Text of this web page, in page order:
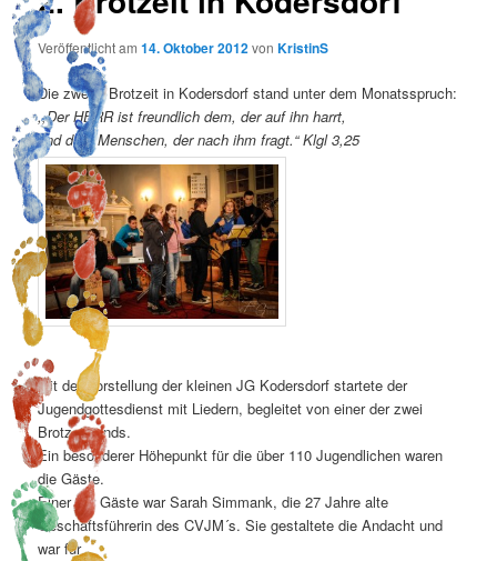
Veröffentlicht am14. Oktober 2012vonKristinS
Die zweite Brotzeit in Kodersdorf stand unter dem Monatsspruch:
,,Der HERR ist freundlich dem, der auf ihn harrt,
und dem Menschen, der nach ihm fragt.“ Klgl 3,25
Mit der Vorstellung der kleinen JG Kodersdorf startete der
Jugendgottesdienst mit Liedern, begleitet von einer der zwei
Brotzeitbands.
Ein besonderer Höhepunkt für die über 110 Jugendlichen waren
die Gäste.
Einer der Gäste war Sarah Simmank, die 27 Jahre alte
Geschäftsführerin des CVJM´s. Sie gestaltete die Andacht und
war für